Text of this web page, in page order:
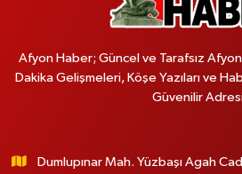
Afyon Haber; Güncel ve Tarafsız
Dakika Gelişmeleri, Köşe Yazıları ve
Güvenilir
Dumlupınar Mah. Yüzbaşı Agah